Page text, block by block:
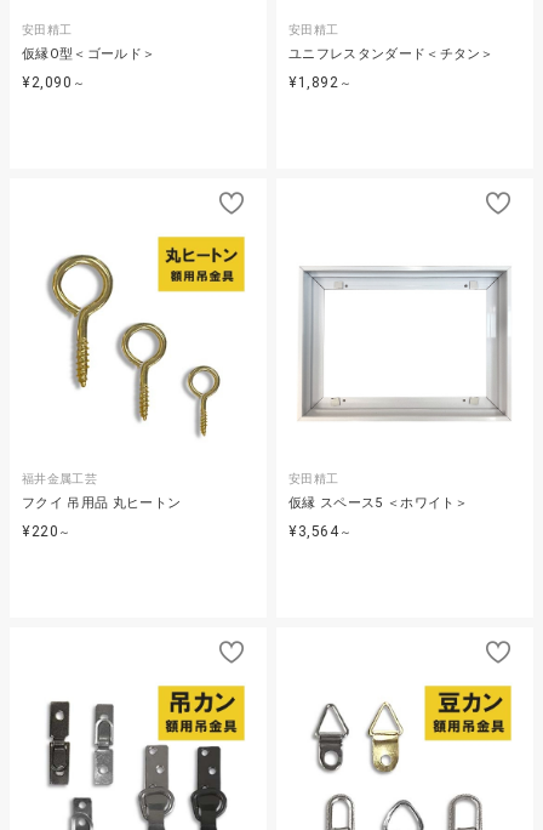
安田精工
仮縁O型＜ゴールド＞
¥2,090 ～
安田精工
ユニフレスタンダード＜チタン＞
¥1,892 ～
福井金属工芸
フクイ 吊用品 丸ヒートン
¥220 ～
安田精工
仮縁 スペース5 ＜ホワイト＞
¥3,564～